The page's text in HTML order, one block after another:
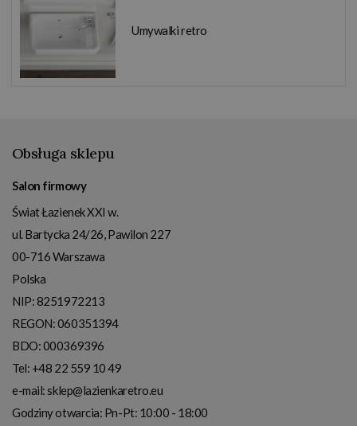
Umywalki retro
Obsługa sklepu
Salon firmowy
Świat Łazienek XXI w.
ul. Bartycka 24/26, Pawilon 227
00-716Warszawa
Polska
NIP:8251972213
REGON: 060351394
BDO: 000369396
Tel: +48 22 559 10 49
e-mail:sklep@lazienkaretro.eu
Godziny otwarcia: Pn-Pt: 10:00 - 18:00